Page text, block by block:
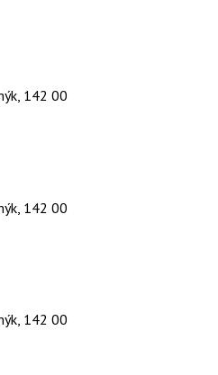
142 00
142 00
142 00